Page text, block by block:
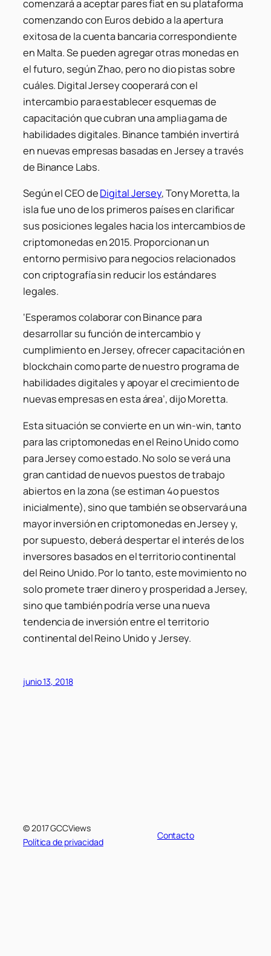
comenzará a aceptar pares fiat en su plataforma
comenzando con Euros debido a la apertura
exitosa de la cuenta bancaria correspondiente
en Malta. Se pueden agregar otras monedas en
el futuro, según Zhao, pero no dio pistas sobre
cuáles. Digital Jersey cooperará con el
intercambio para establecer esquemas de
capacitación que cubran una amplia gama de
habilidades digitales. Binance también invertirá
en nuevas empresas basadas en Jersey a través
de Binance Labs.
Según el CEO deDigital Jersey, Tony Moretta, la
isla fue uno de los primeros países en clarificar
sus posiciones legales hacia los intercambios de
criptomonedas en 2015. Proporcionan un
entorno permisivo para negocios relacionados
con criptografía sin reducir los estándares
legales.
‘Esperamos colaborar con Binance para
desarrollar su función de intercambio y
cumplimiento en Jersey, ofrecer capacitación en
blockchain como parte de nuestro programa de
habilidades digitales y apoyar el crecimiento de
nuevas empresas en esta área’, dijo Moretta.
Esta situación se convierte en un win-win, tanto
para las criptomonedas en el Reino Unido como
para Jersey como estado. No solo se verá una
gran cantidad de nuevos puestos de trabajo
abiertos en la zona (se estiman 4o puestos
inicialmente), sino que también se observará una
mayor inversión en criptomonedas en Jersey y,
por supuesto, deberá despertar el interés de los
inversores basados ​​en el territorio continental
del Reino Unido. Por lo tanto, este movimiento no
solo promete traer dinero y prosperidad a Jersey,
sino que también podría verse una nueva
tendencia de inversión entre el territorio
continental del Reino Unido y Jersey.
junio 13, 2018
© 2017 GCCViews
Política de privacidad
Contacto